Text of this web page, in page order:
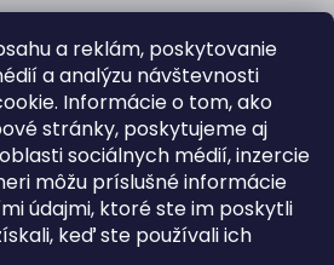
a reklám, poskytovanie
a analýzu návštevnosti
Informácie o tom, ako
stránky, poskytujeme aj
sociálnych médií, inzercie
môžu príslušné informácie
údajmi, ktoré ste im poskytli
keď ste používali ich
na Instagrame
na Heureka.sk